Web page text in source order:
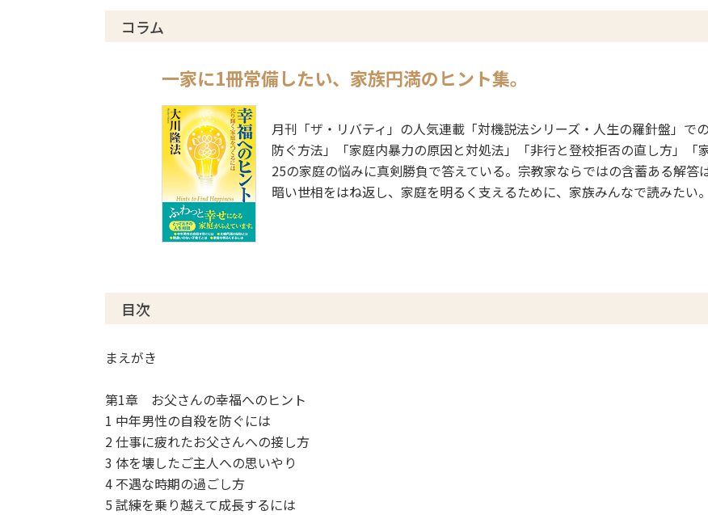
コラム
一家に1冊常備したい、 家族円満のヒント集。
月刊「ザ・リバティ」の人気連載「対機説法シリーズ・人生の羅針盤」で
防ぐ方法」「家庭内暴力の原因と対処法」「非行と登校拒否の直し方」「
25の家庭の悩みに真剣勝負で答えている。宗教家ならではの含蓄ある解答
暗い世相をはね返し、家庭を明るく支えるために、家族みんなで読みたい。
目次
まえがき
第1章 お父さんの幸福へのヒント
1 中年男性の自殺を防ぐには
2 仕事に疲れたお父さんへの接し方
3 体を壊したご主人への思いやり
4 不遇な時期の過ごし方
5 試練を乗り越えて成長するには